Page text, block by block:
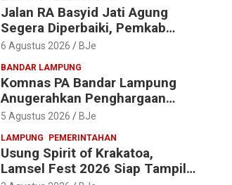
Jalan RA Basyid Jati Agung
Segera Diperbaiki, Pemkab
Lampung Selatan Alokasikan
6 Agustus 2026 BJe
BANDAR LAMPUNG
Komnas PA Bandar Lampung
Anugerahkan Penghargaan
kepada Kombes Pol. Alfret
5 Agustus 2026 BJe
LAMPUNG PEMERINTAHAN
Usung Spirit of Krakatoa,
Lamsel Fest 2026 Siap Tampil